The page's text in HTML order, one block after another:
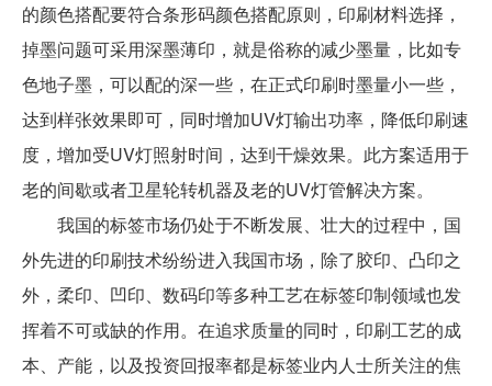
的颜色搭配要符合条形码颜色搭配原则，印刷材料选择，
掉墨问题可采用深墨薄印，就是俗称的减少墨量，比如专
色地子墨，可以配的深一些，在正式印刷时墨量小一些，
达到样张效果即可，同时增加UV灯输出功率，降低印刷速
度，增加受UV灯照射时间，达到干燥效果。此方案适用于
老的间歇或者卫星轮转机器及老的UV灯管解决方案。
我国的标签市场仍处于不断发展、壮大的过程中，国
外先进的印刷技术纷纷进入我国市场，除了胶印、凸印之
外，柔印、凹印、数码印等多种工艺在标签印制领域也发
挥着不可或缺的作用。在追求质量的同时，印刷工艺的成
本、产能，以及投资回报率都是标签业内人士所关注的焦